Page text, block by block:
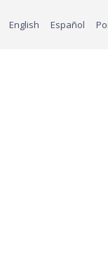
English Español